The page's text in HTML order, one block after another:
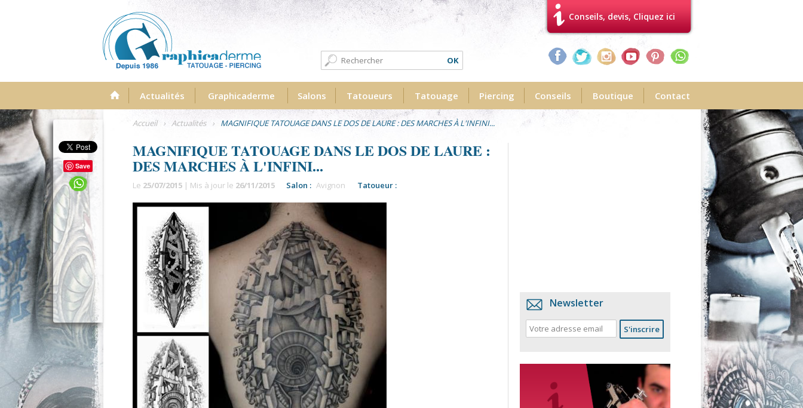
Formulaire de recherche Recherche
Conseils, devis, Cliquez ici
Menu Actualités Graphicaderme Salons Tatoueurs Tatouage Piercing Conseils Boutique Contact
Save
Accueil › Actualités › MAGNIFIQUE TATOUAGE DANS LE DOS DE LAURE : DES MARCHES À L'INFINI...
MAGNIFIQUE TATOUAGE DANS LE DOS DE LAURE :
DES MARCHES À L'INFINI...
Le 25/07/2015 | Mis à jour le 26/11/2015 Salon : Avignon Tatoueur :
Newsletter